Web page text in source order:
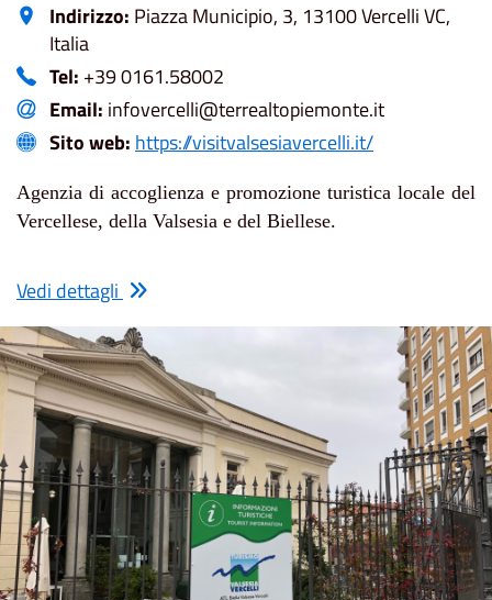
Indirizzo: Piazza Municipio, 3, 13100 Vercelli VC,
Italia
Tel: +39 0161.58002
Email: infovercelli@terrealtopiemonte.it
Sito web: https://visitvalsesiavercelli.it/
Agenzia di accoglienza e promozione turistica locale del
Vercellese, della Valsesia e del Biellese.
Vedi dettagli